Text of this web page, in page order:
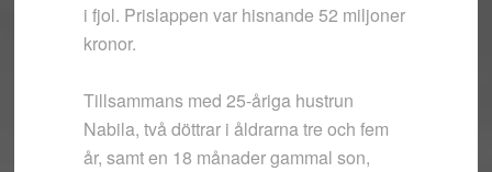
i fjol. Prislappen var hisnande 52 miljoner
kronor.
Tillsammans med 25-åriga hustrun
Nabila, två döttrar i åldrarna tre och fem
år, samt en 18 månader gammal son,